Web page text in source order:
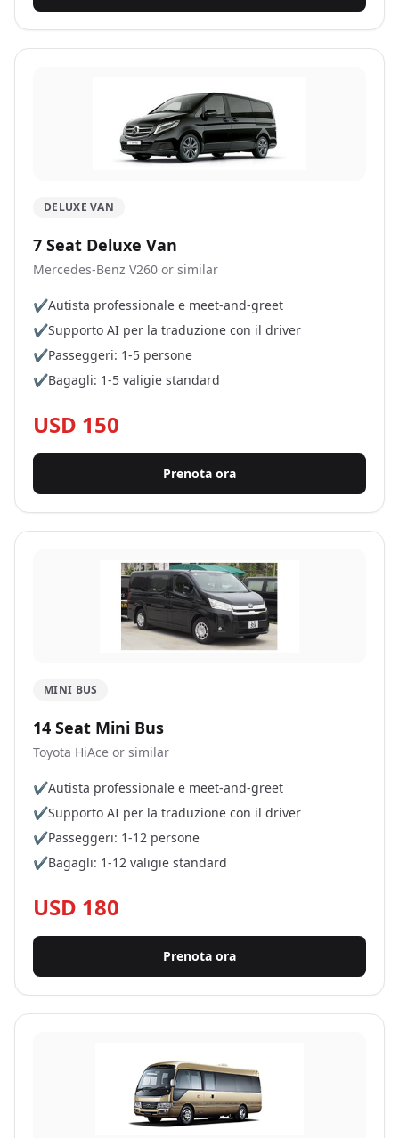
DELUXE VAN
7 Seat Deluxe Van
Mercedes-Benz V260 or similar
✔Autista professionale e meet-and-greet
✔Supporto AI per la traduzione con il driver
✔Passeggeri: 1-5 persone
✔Bagagli: 1-5 valigie standard
USD 150
Prenota ora
MINI BUS
14 Seat Mini Bus
Toyota HiAce or similar
✔Autista professionale e meet-and-greet
✔Supporto AI per la traduzione con il driver
✔Passeggeri: 1-12 persone
✔Bagagli: 1-12 valigie standard
USD 180
Prenota ora